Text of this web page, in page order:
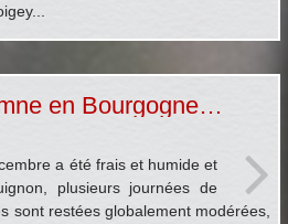
en Bourgogne…
a été frais et humide et
plusieurs journées de
sont restées globalement modérées,